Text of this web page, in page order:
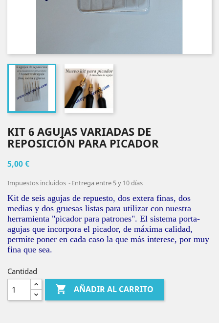
KIT 6 AGUJAS VARIADAS DE
REPOSICIÓN PARA PICADOR
5,00 €
Impuestos incluidos Entrega entre 5 y 10 días
Kit de seis agujas de repuesto, dos extera finas, dos
medias y dos gruesas listas para utilizar con nuestra
herramienta "picador para patrones". El sistema porta-
agujas que incorpora el picador, de máxima calidad,
permite poner en cada caso la que más interese, por muy
fina que sea.
Cantidad
 AÑADIR AL CARRITO